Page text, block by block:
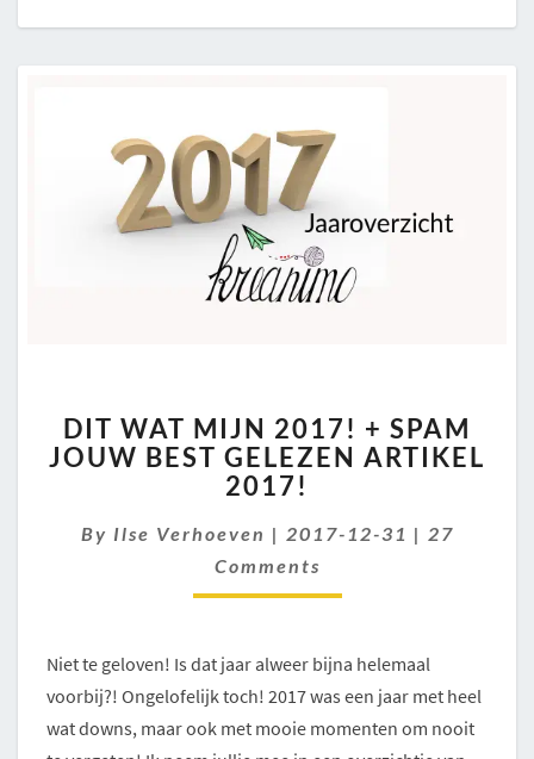
WAT
MIJN
2017!
SPAM
JOUW
2017!
DIT WAT MIJN 2017! + SPAM
JOUW BEST GELEZEN ARTIKEL
2017!
By Ilse Verhoeven | 2017-12-31 | Comments
27
Comments
Niet te geloven! Is dat jaar alweer bijna helemaal
voorbij?! Ongelofelijk toch! 2017 was een jaar met heel
wat downs, maar ook met mooie momenten om nooit